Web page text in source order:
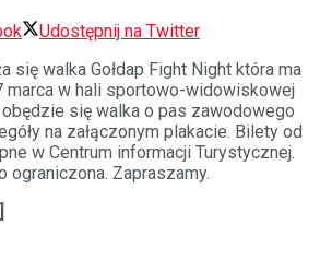
Udostępnij na Twitter
się walka Gołdap Fight Night która ma
marca w hali sportowo-widowiskowej
się walka o pas zawodowego
na załączonym plakacie. Bilety od
w Centrum informacji Turystycznej.
ograniczona. Zapraszamy.